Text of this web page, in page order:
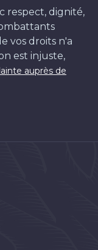
respect, dignité,
vos droits n'a
est injuste,
auprès de